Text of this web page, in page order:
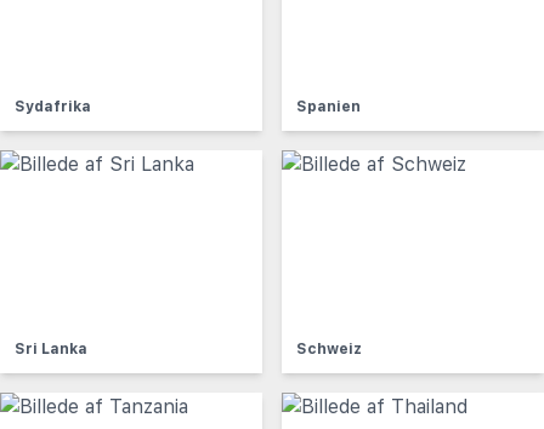
Sydafrika Spanien
Sri Lanka Schweiz